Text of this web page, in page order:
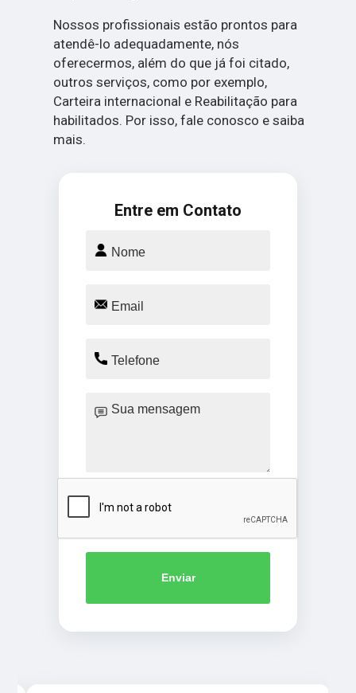
Nossos profissionais estão prontos para
atendê-lo adequadamente, nós
oferecermos, além do que já foi citado,
outros serviços, como por exemplo,
Carteira internacional e Reabilitação para
habilitados. Por isso, fale conosco e saiba
mais.
Entre em Contato
Enviar